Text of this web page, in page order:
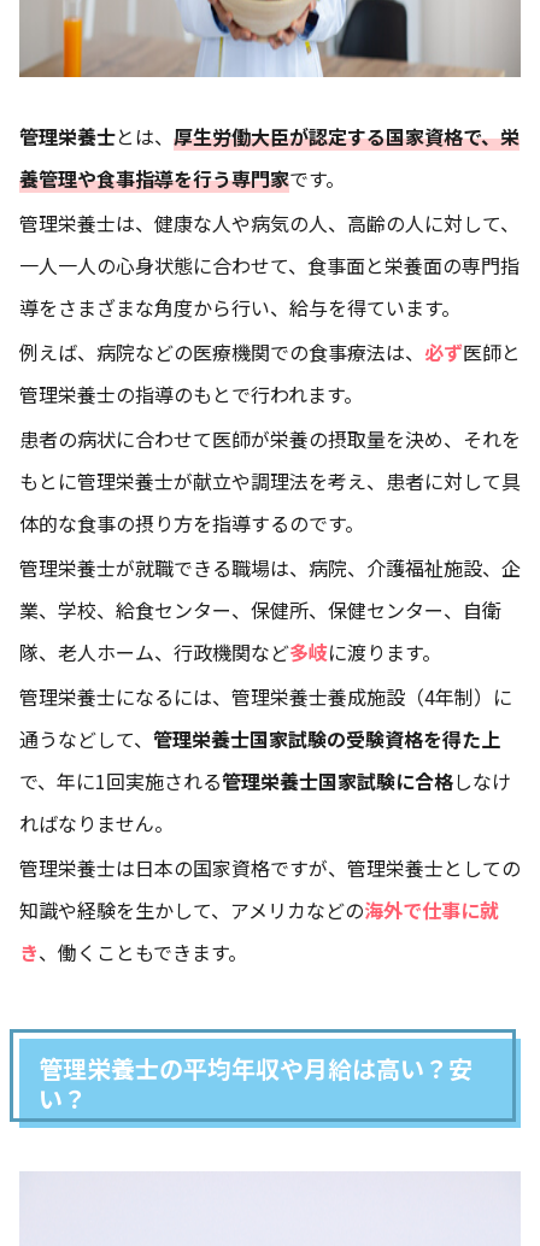
管理栄養士とは、 厚生労働大臣が認定する国家資格で、栄
養管理や食事指導を行う専門家です。
管理栄養士は、健康な人や病気の人、高齢の人に対して、
一人一人の心身状態に合わせて、食事面と栄養面の専門指
導をさまざまな角度から行い、給与を得ています。
例えば、病院などの医療機関での食事療法は、 必ず医師と
管理栄養士の指導のもとで行われます。
患者の病状に合わせて医師が栄養の摂取量を決め、それを
もとに管理栄養士が献立や調理法を考え、患者に対して具
体的な食事の摂り方を指導するのです。
管理栄養士が就職できる職場は、病院、介護福祉施設、企
業、学校、給食センター、保健所、保健センター、自衛
隊、老人ホーム、行政機関など多岐に渡ります。
管理栄養士になるには、管理栄養士養成施設（4年制）に
通うなどして、 管理栄養士国家試験の受験資格を得た上
で、年に1回実施される管理栄養士国家試験に合格しなけ
ればなりません。
管理栄養士は日本の国家資格ですが、管理栄養士としての
知識や経験を生かして、アメリカなどの海外で仕事に就
き、働くこともできます。
管理栄養士の平均年収や月給は高い？安
い？